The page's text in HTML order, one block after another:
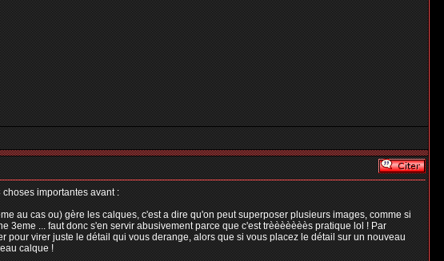
importantes avant :
au cas ou) gère les calques, c'est a dire qu'on peut superposer plusieurs images, comme si
... faut donc s'en servir abusivement parce que c'est trèèèèèèès pratique lol ! Par
virer juste le détail qui vous derange, alors que si vous placez le détail sur un nouveau
calque !